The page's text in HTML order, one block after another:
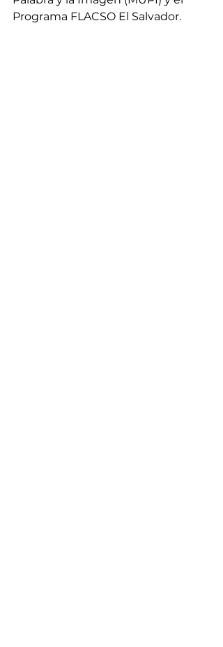
Programa FLACSO El Salvador.